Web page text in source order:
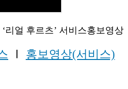
리얼 후르츠’ 서비스홍보영상
Ⅰ 홍보영상(서비스)